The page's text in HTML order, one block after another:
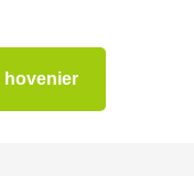
hovenier